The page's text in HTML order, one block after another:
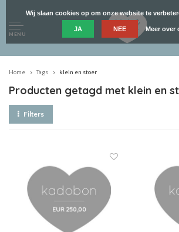
MENU
Home Tags klein en stoer
Producten getagd met klein en
Filters
Wij slaan cookies op om onze website te
JA NEE Meer over